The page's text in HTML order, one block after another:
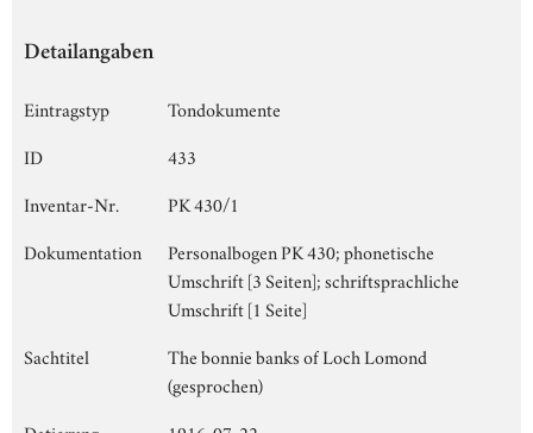
Detailangaben
Eintragstyp
Tondokumente
ID
433
Inventar-Nr.
PK 430/1
Dokumentation
Personalbogen PK 430; phonetische
Umschrift [3 Seiten]; schriftsprachliche
Umschrift [1 Seite]
Sachtitel
The bonnie banks of Loch Lomond
(gesprochen)